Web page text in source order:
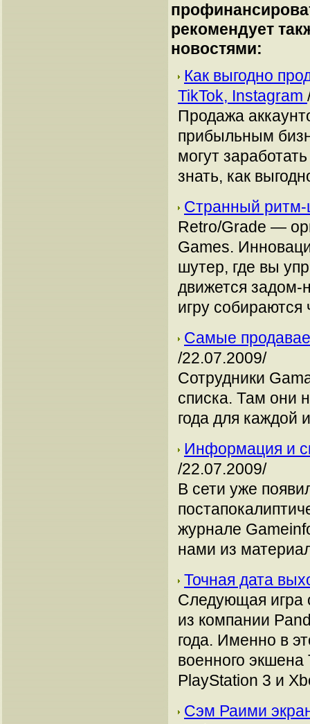
рекомендует
новостями:
Как выгодно
TikTok, Instagram
Продажа
прибыльным
могут
знать, как
Странный
Retro/Grade —
Games.
шутер, где вы
движется задом-
игру собираются
Самые
/22.07.2009/
Сотрудники
списка. Там они
года для каждой
Информация и
/22.07.2009/
В сети уже
журнале
нами из
Точная дата
Следующая игра
из компании
года. Именно в
военного
PlayStation 3 и
Сэм Раими